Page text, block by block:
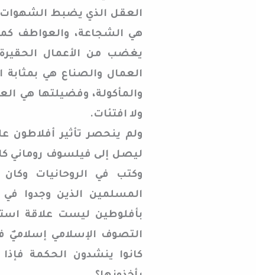
العقل الذي يضبط
هي الشجاعة، والعواطف
يغضب من الأعمال
العمال والصناع هي
والمأكولة، وفضيلتها هي
ولا افتئات.
ولم ينحصر تأثير أفلاطون
ليصل إلى فيلسوف روماني
وكتب في الروحانيات
المسلمين الذين وجدوا
بأفلوطين ليست علاقة
التصوف الإسلامي إسلاميٌ
كانوا ينشدون الحكمة